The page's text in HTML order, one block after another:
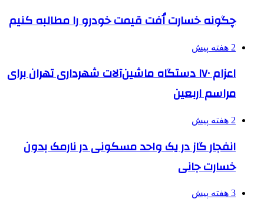
چگونه خسارت اُفت قیمت خودرو را مطالبه کنیم
2 هفته پیش
اعزام ۱۷۰ دستگاه ماشین‌آلات شهرداری تهران برای
مراسم اربعین
2 هفته پیش
انفجار گاز در یک واحد مسکونی در نارمک بدون
خسارت جانی
3 هفته پیش